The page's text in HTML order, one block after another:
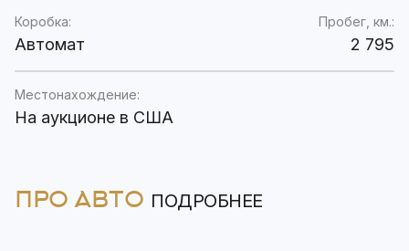
Коробка:
Автомат
Пробег, км.:
2 795
Местонахождение:
На аукционе в США
ПРО АВТО ПОДРОБНЕЕ